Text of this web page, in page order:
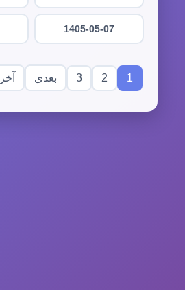
1405-05-07
1
2
3 بعدی آخر